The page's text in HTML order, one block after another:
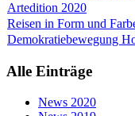
Artedition 2020
Reisen in Form und
Demokratiebewegung
Alle Einträge
News 2020